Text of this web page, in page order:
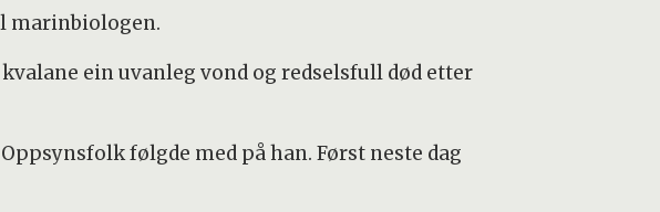
marinbiologen.
ein uvanleg vond og redselsfull død etter
følgde med på han. Først neste dag